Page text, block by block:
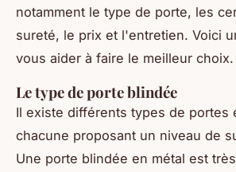
notamment le type de porte, les
sureté, le prix et l'entretien. Voici
vous aider à faire le meilleur choix.
Le type de porte blindée
Il existe différents types de portes
chacune proposant un niveau de
Une porte blindée en métal est